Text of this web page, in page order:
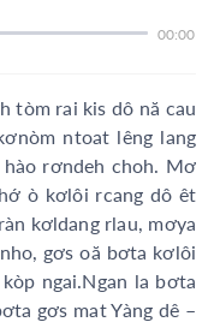
00:00
tòm rai kis dô nă cau
ntoat lêng lang
rơndeh choh. Mơ
ò kơlôi rcang dô êt
kơldang rlau, mơya
gơs oă bơta kơlôi
ngai.Ngan la bơta
gơs mat Yàng dê –